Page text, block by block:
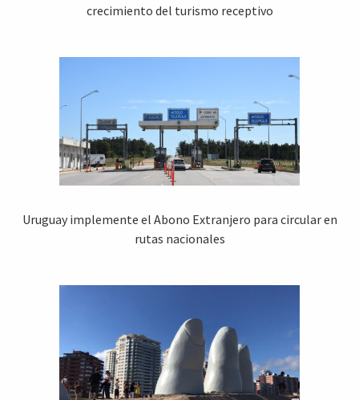
crecimiento del turismo receptivo
Uruguay implemente el Abono Extranjero para circular en
rutas nacionales